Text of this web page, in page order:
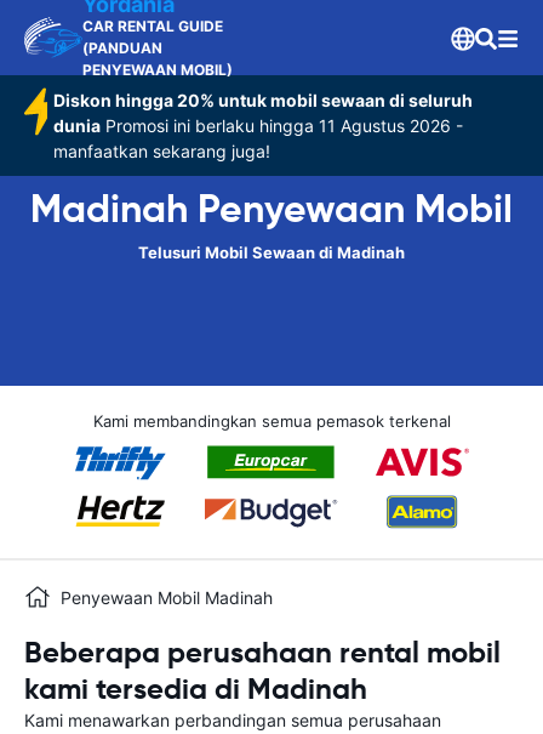
CAR RENTAL GUIDE
(PANDUAN
PENYEWAAN MOBIL)
Diskon hingga 20% untuk mobil sewaan di seluruh
dunia Promosi ini berlaku hingga 11 Agustus 2026 -
manfaatkan sekarang juga!
Madinah Penyewaan Mobil
Telusuri Mobil Sewaan di Madinah
Kami membandingkan semua pemasok terkenal
Penyewaan Mobil Madinah
Beberapa perusahaan rental mobil
kami tersedia di Madinah
Kami menawarkan perbandingan semua perusahaan